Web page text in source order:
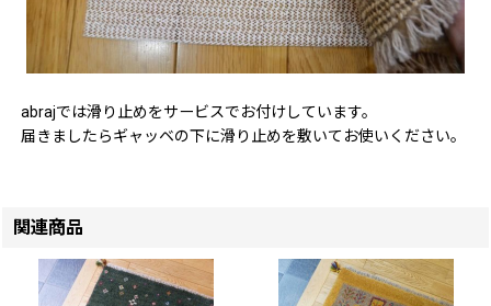
abrajでは滑り止めをサービスでお付けしています。
届きましたらギャッベの下に滑り止めを敷いてお使いください。
関連商品